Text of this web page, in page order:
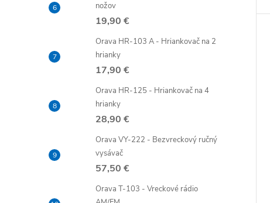
nožov
19,90 €
Orava HR-103 A - Hriankovač na 2
hrianky
17,90 €
Orava HR-125 - Hriankovač na 4
hrianky
28,90 €
Orava VY-222 - Bezvreckový ručný
vysávač
57,50 €
Orava T-103 - Vreckové rádio